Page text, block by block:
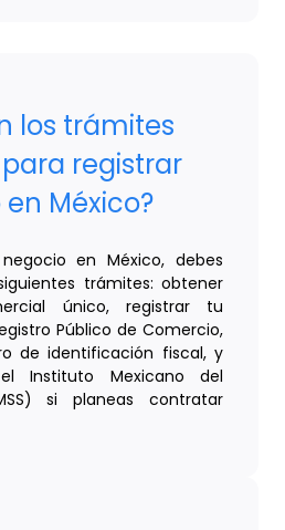
los trámites
registrar
México?
en México, debes
trámites: obtener
único, registrar tu
Público de Comercio,
de identificación fiscal, y
Instituto Mexicano del
si planeas contratar